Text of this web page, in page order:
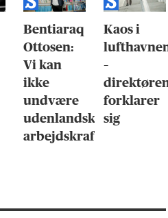
Bentiaraq
Ottosen:
Vi kan
ikke
undvære
udenlandsk
arbejdskraft
Kaos i
–
forklarer
sig